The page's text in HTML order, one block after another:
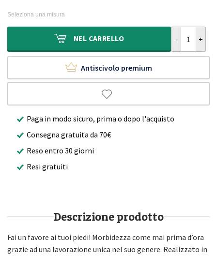
369,90€.
197,90€.
Seleziona una misura
NEL CARRELLO
Antiscivolo premium
Paga in modo sicuro, prima o dopo l'acquisto
Consegna gratuita da 70€
Reso entro 30 giorni
Resi gratuiti
Descrizione prodotto
Fai un favore ai tuoi piedi! Morbidezza come mai prima d’ora
grazie ad una lavorazione unica nel suo genere. Realizzato in